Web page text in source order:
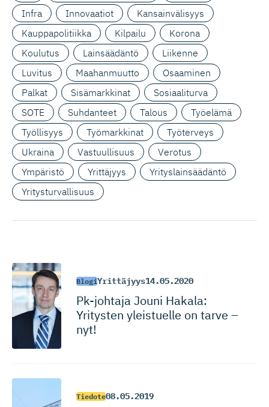
Infra
Innovaatiot
Kansainvälisyys
Kauppapolitiikka
Kilpailu
Korona
Koulutus
Lainsäädäntö
Liikenne
Luvitus
Maahanmuutto
Osaaminen
Palkat
Sisämarkkinat
Sosiaaliturva
SOTE
Suhdanteet Talous
Työelämä
Työllisyys
Työmarkkinat
Työterveys
Ukraina
Vastuullisuus
Verotus
Ympäristö
Yrittäjyys
Yrityslainsäädäntö
Yritysturvallisuus
BlogiYrittäjyys14.05.2020
Pk-johtaja Jouni Hakala:
Yritysten yleistuelle on tarve –
nyt!
Tiedote08.05.2019